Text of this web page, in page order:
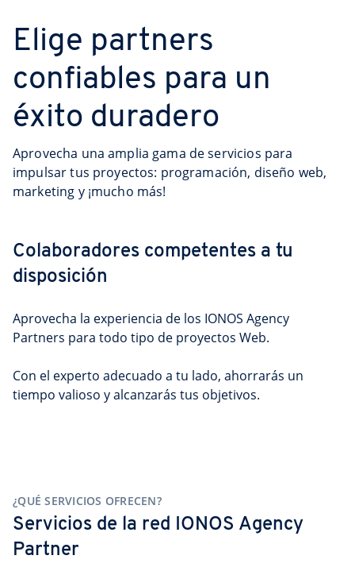
Elige partners
confiables para un
éxito duradero
Aprovecha una amplia gama de servicios para
impulsar tus proyectos: programación, diseño web,
marketing y ¡mucho más!
Colaboradores competentes a tu
disposición
Aprovecha la experiencia de los IONOS Agency
Partners para todo tipo de proyectos Web.
Con el experto adecuado a tu lado, ahorrarás un
tiempo valioso y alcanzarás tus objetivos.
¿QUÉ SERVICIOS OFRECEN?
Servicios de la red IONOS Agency
Partner